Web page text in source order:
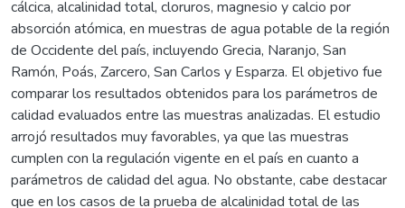
cálcica, alcalinidad total, cloruros, magnesio y calcio por
absorción atómica, en muestras de agua potable de la región
de Occidente del país, incluyendo Grecia, Naranjo, San
Ramón, Poás, Zarcero, San Carlos y Esparza. El objetivo fue
comparar los resultados obtenidos para los parámetros de
calidad evaluados entre las muestras analizadas. El estudio
arrojó resultados muy favorables, ya que las muestras
cumplen con la regulación vigente en el país en cuanto a
parámetros de calidad del agua. No obstante, cabe destacar
que en los casos de la prueba de alcalinidad total de las